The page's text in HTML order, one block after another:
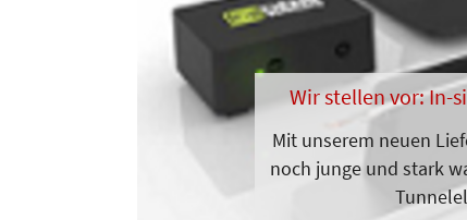
Wir stellen vor: In-
Mit unserem neuen
noch junge und stark